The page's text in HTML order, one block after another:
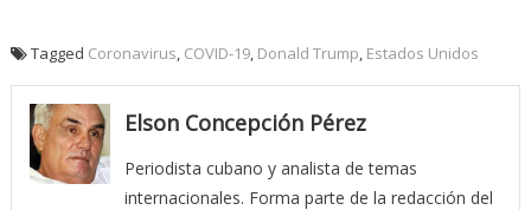
Tagged Coronavirus, COVID-19, Donald Trump, Estados Unidos
Elson Concepción Pérez
Periodista cubano y analista de temas
internacionales. Forma parte de la redacción del